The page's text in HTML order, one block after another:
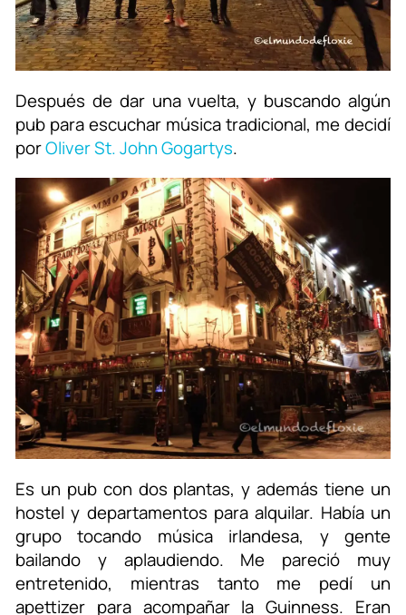
Después de dar una vuelta, y buscando algún
pub para escuchar música tradicional, me decidí
porOliver St. John Gogartys.
Es un pub con dos plantas, y además tiene un
hostel y departamentos para alquilar. Había un
grupo tocando música irlandesa, y gente
bailando y aplaudiendo. Me pareció muy
entretenido, mientras tanto me pedí un
apettizer para acompañar la Guinness. Eran